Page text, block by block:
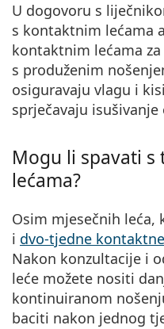
U dogovoru s
s kontaktnim lećama
kontaktnim lećama
s produženim
osiguravaju vlagu i
sprječavaju isušivanje
Mogu li spavati
lećama?
Osim mjesečnih
i dvo-tjedne
Nakon konzultacije i
leće možete nositi
kontinuiranom
baciti nakon jednog